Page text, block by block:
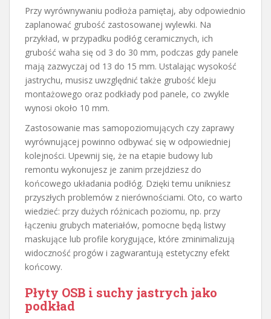
Przy wyrównywaniu podłoża pamiętaj, aby odpowiednio
zaplanować grubość zastosowanej wylewki. Na
przykład, w przypadku podłóg ceramicznych, ich
grubość waha się od 3 do 30 mm, podczas gdy panele
mają zazwyczaj od 13 do 15 mm. Ustalając wysokość
jastrychu, musisz uwzględnić także grubość kleju
montażowego oraz podkłady pod panele, co zwykle
wynosi około 10 mm.
Zastosowanie mas samopoziomujących czy zaprawy
wyrównującej powinno odbywać się w odpowiedniej
kolejności. Upewnij się, że na etapie budowy lub
remontu wykonujesz je zanim przejdziesz do
końcowego układania podłóg. Dzięki temu unikniesz
przyszłych problemów z nierównościami. Oto, co warto
wiedzieć: przy dużych różnicach poziomu, np. przy
łączeniu grubych materiałów, pomocne będą listwy
maskujące lub profile korygujące, które zminimalizują
widoczność progów i zagwarantują estetyczny efekt
końcowy.
Płyty OSB i suchy jastrych jako
podkład